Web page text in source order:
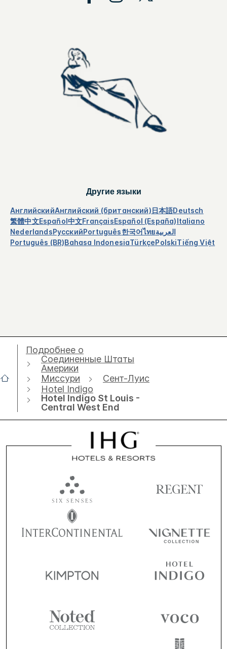
Другие языки
АнглийскийАнглийский (британский)日本語Deutsch
繁體中文Español中文FrançaisEspañol (España)Italiano
NederlandsРусскийPortuguês한국어ไทยالعربية
Português (BR)Bahasa IndonesiaTürkçePolskiTiếng Việt
Подробнее о
Соединенные Штаты
Америки
Миссури
Сент-Луис
Hotel Indigo
Hotel Indigo St Louis -
Central West End